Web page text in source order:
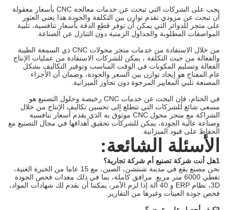
يجب على الشركات التي تبحث عن خدمات معالجة CNC بأسعار معقولة
أن تبحث عن مزودي تقدم توازن بين التكلفة والجودة.هذا يعني العثور
على متجر للدوائر التي يمكن أن توفر قطع الدقة بأسعار تنافسية، تلبية
المواصفات المطلوبة والجداول الزمنية دون التنازل عن الصناعة.
من خلال الاستفادة من خدمات متجر محولات CNC ذي السمعة الطيبة
والفعالة من حيث التكلفة ، يمكن للشركات الاستفادة من عمليات الإنتاج
الفعالة وتسليم المكونات في الوقت المناسب وتوفير التكاليف بشكل
عام.المفتاح هو إيجاد توازن بين السعر والجودة، وضمان أن الأجزاء
المصنعة تلبي المعايير المرجوة دون تجاوز الميزانية.
في الختام، فإن البحث عن خدمات CNC رخيصة وحلول التصنيع هو
مسعى شائع للشركات التي تتطلع إلى تحسين تكاليف الإنتاج.من خلال
الشراكة مع متجر محول CNC موثوق به الذي يقدم أسعار تنافسية
وصناعة عالية الجودة، يمكن للشركات تحقيق أهدافها في مجال التصنيع مع
الحفاظ على قيود الميزانية.
الأسئلة الشائعة:
1هل أنت شركة تصنيع أم شركة تجارية؟
نحن مصنع يقع في مدينة شنتشن، الصين، مع 15 عاما من الخبرة الغنية،
تغطي 6000 متر مربع. مرافق كاملة، بما في ذلك معدات فحص الجودة
3D، نظام ERP و 40 آلة.إذا لزم الأمر، يمكننا أن نقدم لك شهادات المواد،
فحص جودة العينات وغيرها من التقارير.